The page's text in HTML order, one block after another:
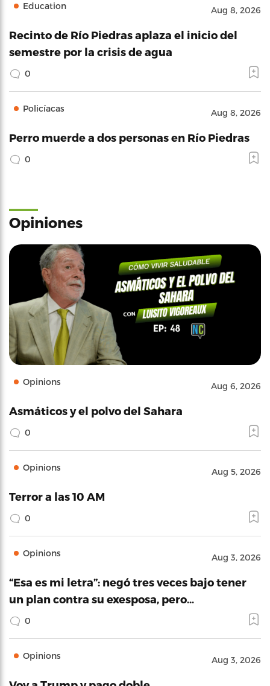
Education Aug 8, 2026
Recinto de Río Piedras aplaza el inicio del
semestre por la crisis de agua
0
Policíacas Aug 8, 2026
Perro muerde a dos personas en Río Piedras
0
Opiniones
Opinions Aug 6, 2026
Asmáticos y el polvo del Sahara
0
Opinions Aug 5, 2026
Terror a las 10 AM
0
Opinions Aug 3, 2026
“Esa es mi letra”: negó tres veces bajo tener
un plan contra su exesposa, pero…
0
Opinions Aug 3, 2026